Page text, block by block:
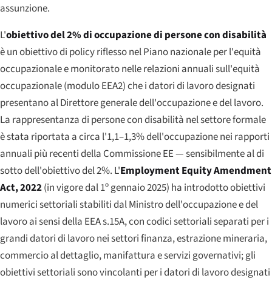
assunzione.
L'obiettivo del 2% di occupazione di persone con disabilità
è un obiettivo di policy riflesso nel Piano nazionale per l'equità
occupazionale e monitorato nelle relazioni annuali sull'equità
occupazionale (modulo EEA2) che i datori di lavoro designati
presentano al Direttore generale dell'occupazione e del lavoro.
La rappresentanza di persone con disabilità nel settore formale
è stata riportata a circa l'1,1–1,3% dell'occupazione nei rapporti
annuali più recenti della Commissione EE — sensibilmente al di
sotto dell'obiettivo del 2%. L'Employment Equity Amendment
Act, 2022(in vigore dal 1º gennaio 2025) ha introdotto obiettivi
numerici settoriali stabiliti dal Ministro dell'occupazione e del
lavoro ai sensi della EEA s.15A, con codici settoriali separati per i
grandi datori di lavoro nei settori finanza, estrazione mineraria,
commercio al dettaglio, manifattura e servizi governativi; gli
obiettivi settoriali sono vincolanti per i datori di lavoro designati